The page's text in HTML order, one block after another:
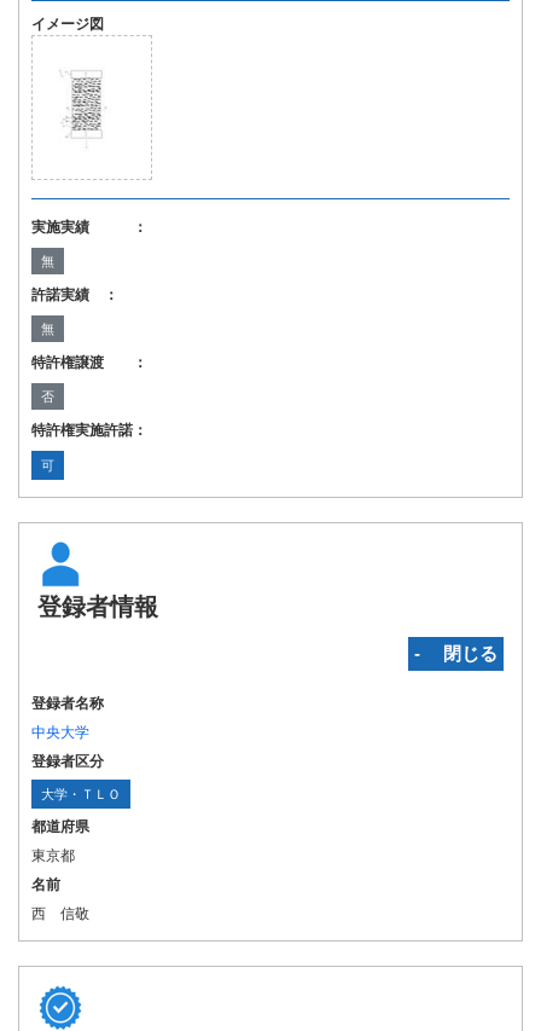
イメージ図
実施実績 ：
無
許諾実績 ：
無
特許権譲渡 ：
否
特許権実施許諾：
可
登録者情報
‐ 閉じる
登録者名称
中央大学
登録者区分
大学・ＴＬＯ
都道府県
東京都
名前
西 信敬